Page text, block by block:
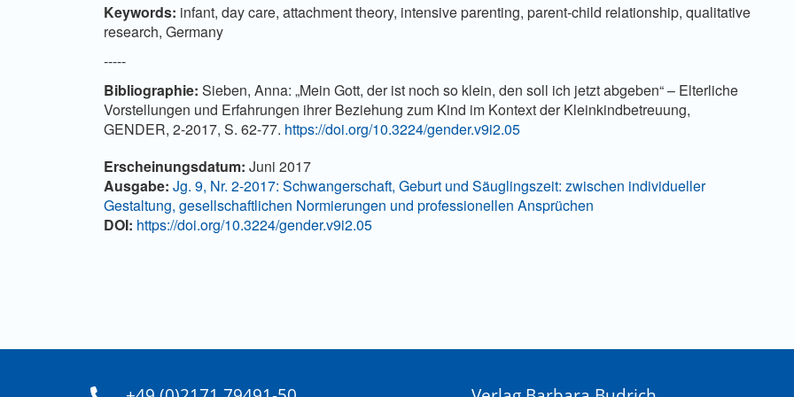
Keywords: infant, day care, attachment theory, intensive parenting, parent-child relationship, qualitative
research, Germany
-----
Bibliographie: Sieben, Anna: „Mein Gott, der ist noch so klein, den soll ich jetzt abgeben“ – Elterliche
Vorstellungen und Erfahrungen ihrer Beziehung zum Kind im Kontext der Kleinkindbetreuung,
GENDER, 2-2017, S. 62-77. https://doi.org/10.3224/gender.v9i2.05
Artikel-Details
Erscheinungsdatum: Juni 2017
Ausgabe: Jg. 9, Nr. 2-2017: Schwangerschaft, Geburt und Säuglingszeit: zwischen individueller
Gestaltung, gesellschaftlichen Normierungen und professionellen Ansprüchen
DOI: https://doi.org/10.3224/gender.v9i2.05